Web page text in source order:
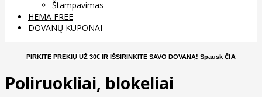
Štampavimas
HEMA FREE
DOVANŲ KUPONAI
PIRKITE PREKIŲ UŽ 30€ IR IŠSIRINKITE SAVO DOVANĄ! Spausk ČIA
Poliruokliai, blokeliai